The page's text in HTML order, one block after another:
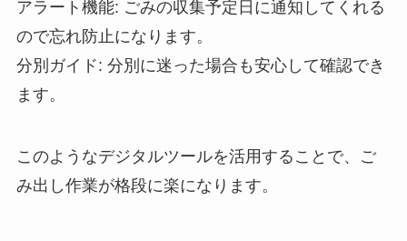
アラート機能: ごみの収集予定日に通知してくれる
ので忘れ防止になります。
分別ガイド: 分別に迷った場合も安心して確認でき
ます。
このようなデジタルツールを活用することで、ご
み出し作業が格段に楽になります。